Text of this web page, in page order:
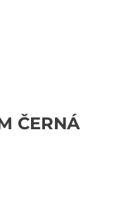
ČERNÁ